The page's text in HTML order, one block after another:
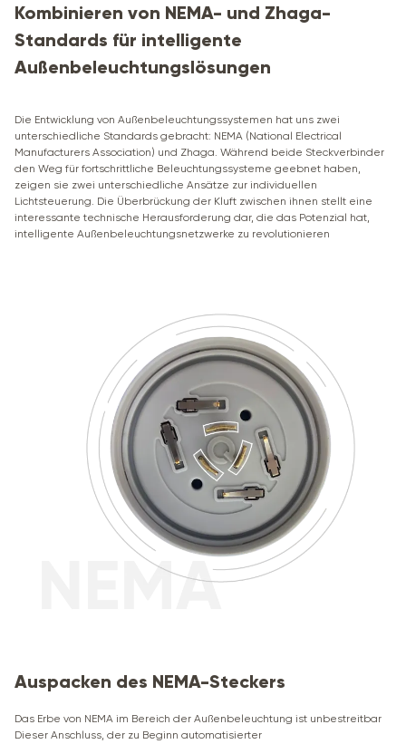
Kombinieren von NEMA- und Zhaga-
Standards für intelligente
Außenbeleuchtungslösungen
Die Entwicklung von Außenbeleuchtungssystemen hat uns zwei
unterschiedliche Standards gebracht: NEMA (National Electrical
Manufacturers Association) und Zhaga. Während beide Steckverbinder
den Weg für fortschrittliche Beleuchtungssysteme geebnet haben,
zeigen sie zwei unterschiedliche Ansätze zur individuellen
Lichtsteuerung. Die Überbrückung der Kluft zwischen ihnen stellt eine
interessante technische Herausforderung dar, die das Potenzial hat,
intelligente Außenbeleuchtungsnetzwerke zu revolutionieren
Auspacken des NEMA-Steckers
Das Erbe von NEMA im Bereich der Außenbeleuchtung ist unbestreitbar
Dieser Anschluss, der zu Beginn automatisierter